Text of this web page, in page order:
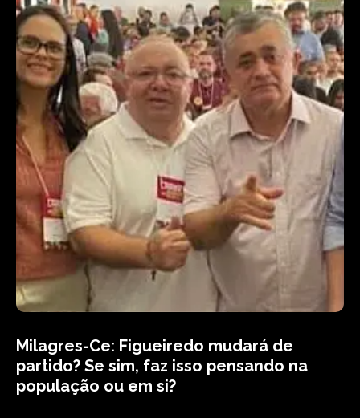
Milagres-Ce: Figueiredo mudará de
partido? Se sim, faz isso pensando na
população ou em si?